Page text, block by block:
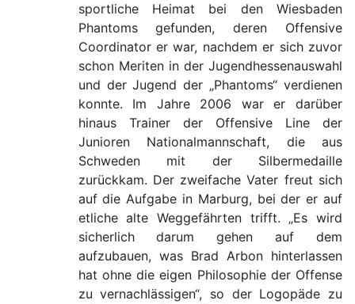
sportliche Heimat bei den Wiesbaden
Phantoms gefunden, deren Offensive
Coordinator er war, nachdem er sich zuvor
schon Meriten in der Jugendhessenauswahl
und der Jugend der „Phantoms“ verdienen
konnte. Im Jahre 2006 war er darüber
hinaus Trainer der Offensive Line der
Junioren Nationalmannschaft, die aus
Schweden mit der Silbermedaille
zurückkam. Der zweifache Vater freut sich
auf die Aufgabe in Marburg, bei der er auf
etliche alte Weggefährten trifft. „Es wird
sicherlich darum gehen auf dem
aufzubauen, was Brad Arbon hinterlassen
hat ohne die eigen Philosophie der Offense
zu vernachlässigen“, so der Logopäde zu